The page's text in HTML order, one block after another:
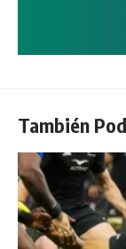
También